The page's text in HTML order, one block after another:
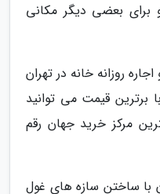
برای بعضی دیگر مکانی
روزانه خانه در تهران
برترین قیمت می توانید
مرکز خرید جهان رقم
با ساختن سازه های غول